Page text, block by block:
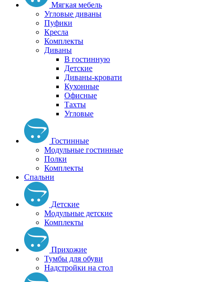
Мягкая мебель
Угловые диваны
Пуфики
Кресла
Комплекты
Диваны
В гостинную
Детские
Диваны-кровати
Кухонные
Офисные
Тахты
Угловые
Гостинные
Модульные гостинные
Полки
Комплекты
Спальни
Детские
Модульные детские
Комплекты
Прихожие
Тумбы для обуви
Надстройки на стол